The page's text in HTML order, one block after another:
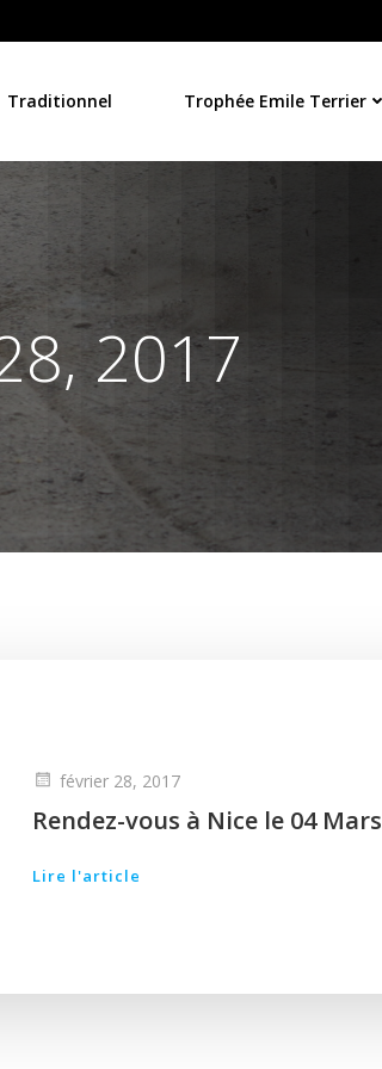
Traditionnel Trophée Emile Terrier
2017
février 28, 2017
Rendez-vous à Nice le 04 Mars
Lire l'article